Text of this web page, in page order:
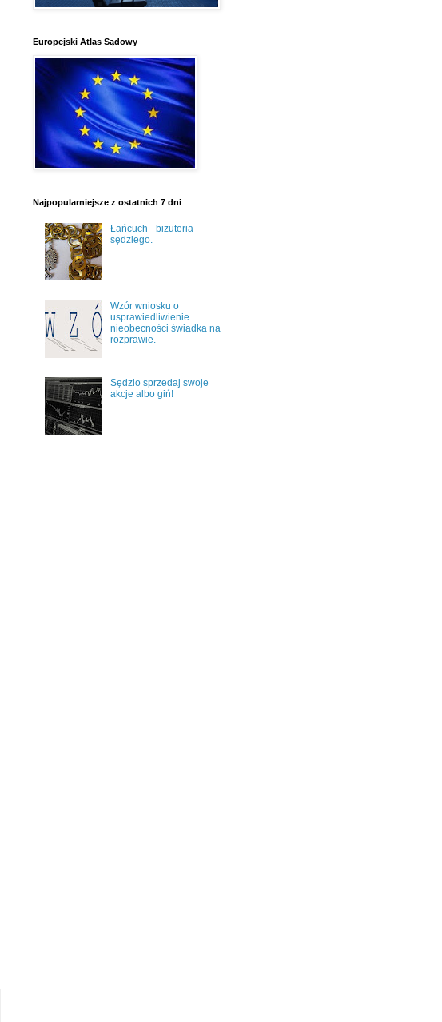
Europejski Atlas Sądowy
Najpopularniejsze z ostatnich 7 dni
Łańcuch - biżuteria
sędziego.
Wzór wniosku o
usprawiedliwienie
nieobecności świadka na
rozprawie.
Sędzio sprzedaj swoje
akcje albo giń!